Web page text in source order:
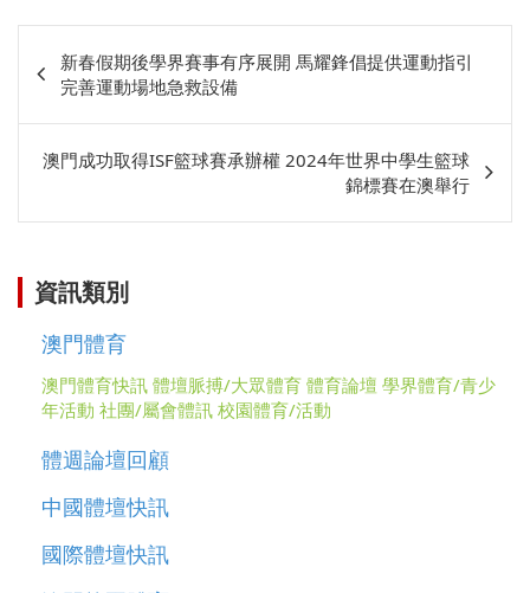
章
相
關
新春假期後學界賽事有序展開 馬耀鋒倡提供運動指引
完善運動場地急救設備
澳門成功取得ISF籃球賽承辦權 2024年世界中學生籃球
錦標賽在澳舉行
資訊類別
澳門體育
澳門體育快訊 體壇脈搏/大眾體育 體育論壇 學界體育/青少
年活動 社團/屬會體訊 校園體育/活動
體週論壇回顧
中國體壇快訊
國際體壇快訊